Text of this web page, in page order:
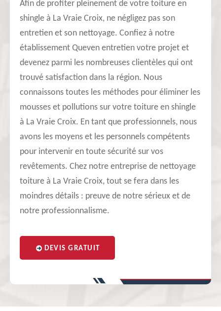
Afin de profiter pleinement de votre toiture en
shingle à La Vraie Croix, ne négligez pas son
entretien et son nettoyage. Confiez à notre
établissement Queven entretien votre projet et
devenez parmi les nombreuses clientèles qui ont
trouvé satisfaction dans la région. Nous
connaissons toutes les méthodes pour éliminer les
mousses et pollutions sur votre toiture en shingle
à La Vraie Croix. En tant que professionnels, nous
avons les moyens et les personnels compétents
pour intervenir en toute sécurité sur vos
revêtements. Chez notre entreprise de nettoyage
toiture à La Vraie Croix, tout se fera dans les
moindres détails : preuve de notre sérieux et de
notre professionnalisme.
DEVIS GRATUIT